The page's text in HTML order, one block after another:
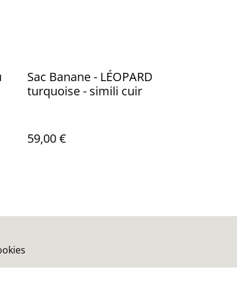
Sac Banane - LÉOPARD
turquoise - simili cuir
59,00 €